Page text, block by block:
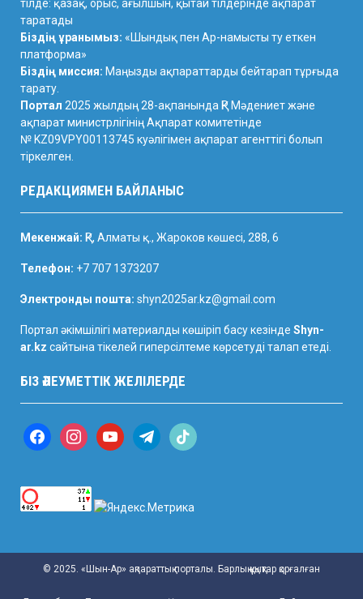
тілде: қазақ, орыс, ағылшын, қытай тілдерінде ақпарат
таратады
Біздің ұранымыз: «Шындық пен Ар-намысты ту еткен
платформа»
Біздің миссия: Маңызды ақпараттарды бейтарап тұрғыда
тарату.
Портал 2025 жылдың 28-ақпанында ҚР Мәдениет және
ақпарат министрлігінің Ақпарат комитетінде
№ KZ09VPY00113745 куәлігімен ақпарат агенттігі болып
тіркелген.
РЕДАКЦИЯМЕН БАЙЛАНЫС
Мекенжай: ҚР, Алматы қ., Жароков көшесі, 288, 6
Телефон: +7 707 1373207
Электронды пошта: shyn2025ar.kz@gmail.com
Портал әкімшілігі материалды көшіріп басу кезінде Shyn-
ar.kz сайтына тікелей гиперсілтеме көрсетуді талап етеді.
БІЗ ӘЛЕУМЕТТІК ЖЕЛІЛЕРДЕ
f
a
b
o
i
n
m
y
o
b
t
e
r
t
i
k
© 2025. «Шын-Ар» ақпараттық порталы. Барлық құқықтар қорғалған